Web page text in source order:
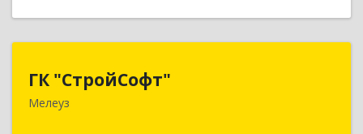
ГК "СтройСофт"
Мелеуз
453852, Башкортостан Респ, Мелеуз г, Ленина